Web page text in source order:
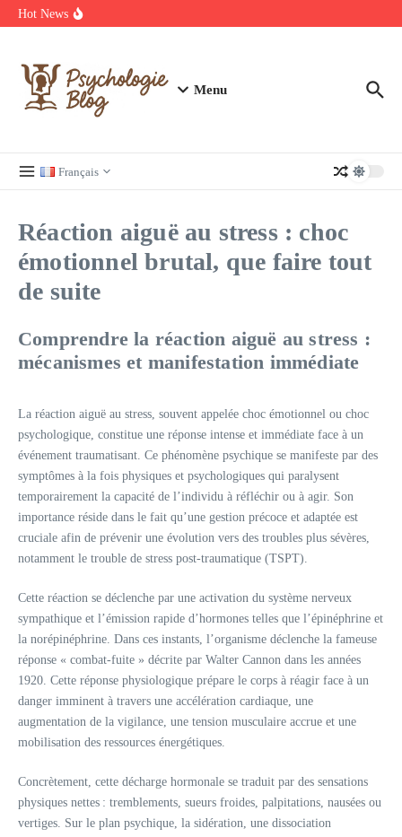
Aller au contenu
Hot News
Regardez Films et Séries en Streaming sur Wiflix
Menu
Français
Réaction aiguë au stress : choc
émotionnel brutal, que faire tout
de suite
Comprendre la réaction aiguë au stress :
mécanismes et manifestation immédiate
La réaction aiguë au stress, souvent appelée choc émotionnel ou choc
psychologique, constitue une réponse intense et immédiate face à un
événement traumatisant. Ce phénomène psychique se manifeste par des
symptômes à la fois physiques et psychologiques qui paralysent
temporairement la capacité de l’individu à réfléchir ou à agir. Son
importance réside dans le fait qu’une gestion précoce et adaptée est
cruciale afin de prévenir une évolution vers des troubles plus sévères,
notamment le trouble de stress post-traumatique (TSPT).
Cette réaction se déclenche par une activation du système nerveux
sympathique et l’émission rapide d’hormones telles que l’épinéphrine et
la norépinéphrine. Dans ces instants, l’organisme déclenche la fameuse
réponse « combat-fuite » décrite par Walter Cannon dans les années
1920. Cette réponse physiologique prépare le corps à réagir face à un
danger imminent à travers une accélération cardiaque, une
augmentation de la vigilance, une tension musculaire accrue et une
mobilisation des ressources énergétiques.
Concrètement, cette décharge hormonale se traduit par des sensations
physiques nettes : tremblements, sueurs froides, palpitations, nausées ou
vertiges. Sur le plan psychique, la sidération, une dissociation